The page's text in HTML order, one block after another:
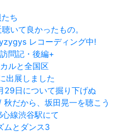
ち
いて良かったもの。
レコーディング中!
問記・後編+
ルと全国区
出展しました
日について掘り下げぬ
だから、坂田晃一を聴こう
線渋谷駅にて
ムとダンス3